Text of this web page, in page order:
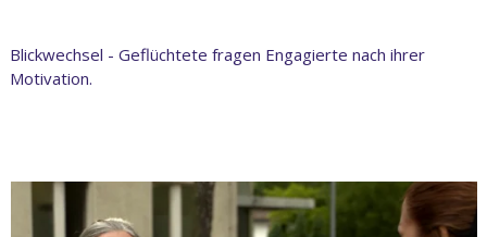
Blickwechsel - Geflüchtete fragen Engagierte nach ihrer
Motivation.